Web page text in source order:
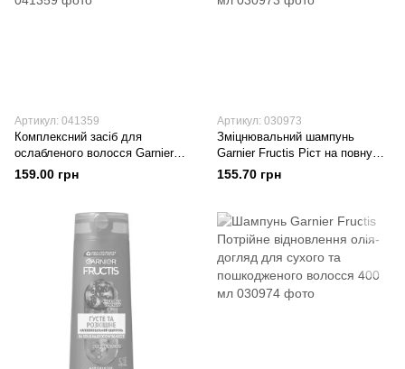
Артикул: 041359
Комплексний засіб для
ослабленого волосся Garnier
Fructis Ріст на повну силу 10в1
без змивання 400 мл
159.00 грн
Артикул: 030973
Зміцнювальний шампунь
Garnier Fructis Ріст на повну
силу для тонкого, схильного
до випадіння волосся 400 мл
155.70 грн